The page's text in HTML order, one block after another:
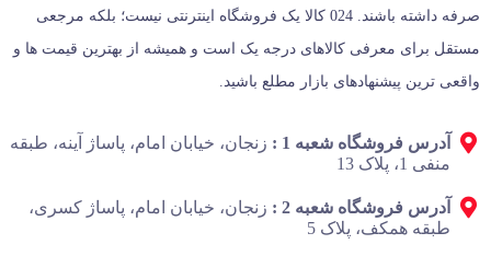
صرفه داشته باشند. 024 کالا یک فروشگاه اینترنتی نیست؛ بلکه مرجعی
مستقل برای معرفی کالاهای درجه یک است و همیشه از بهترین قیمت‌ ها و
واقعی‌ ترین پیشنهادهای بازار مطلع باشید.
آدرس فروشگاه شعبه 1 :
زنجان، خیابان امام، پاساژ آینه، طبقه
منفی 1، پلاک 13
آدرس فروشگاه شعبه 2 :
زنجان، خیابان امام، پاساژ کسری،
طبقه همکف، پلاک 5